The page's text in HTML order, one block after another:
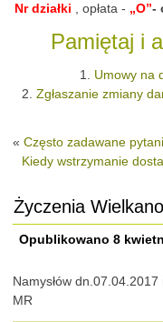
Nr działki , opłata - „O”-
Pamiętaj i
1. Umowy na
2. Zgłaszanie zmiany
«Często zadawane
Kiedy wstrzymanie
Życzenia
Opublikowano 8
Namysłów dn.07.04.2017
MR